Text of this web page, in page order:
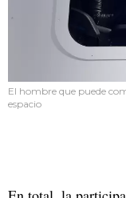
El hombre que puede
espacio